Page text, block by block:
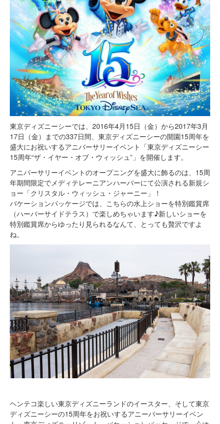
東京ディズニーシーでは、2016年4月15日（金）から2017年3月
17日（金）までの337日間、東京ディズニーシーの開園15周年を
盛大にお祝いするアニバーサリーイベント「東京ディズニーシー
15周年“ザ・イヤー・オブ・ウィッシュ”」を開催します。
アニバーサリーイベントのオープニングを盛大に飾るのは、15周
年期間限定でメディテレーニアンハーバーにて公演される新規シ
ョー「クリスタル・ウィッシュ・ジャーニー」！
バケーションパッケージでは、こちらの水上ショーを特別鑑賞席
（ハーバーサイドテラス）で楽しめちゃいます♪新しいショーを
特別鑑賞席からゆったり見られるなんて、とっても贅沢ですよ
ね。
ヘンテコ楽しい東京ディズニーランドのイースター、そして東京
ディズニーシーの15周年をお祝いするアニーバーサリーイベン